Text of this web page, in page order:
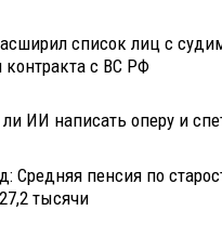
список лиц с
контракта с ВС РФ
ИИ написать оперу и
Средняя пенсия по
тысячи